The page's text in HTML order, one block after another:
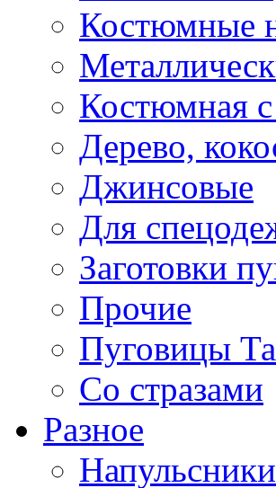
Костюмные
Костюмная
Дерево,
Джинсовые
Для
Заготовки
Прочие
Пуговицы
Со стразами
Разное
Напульсники